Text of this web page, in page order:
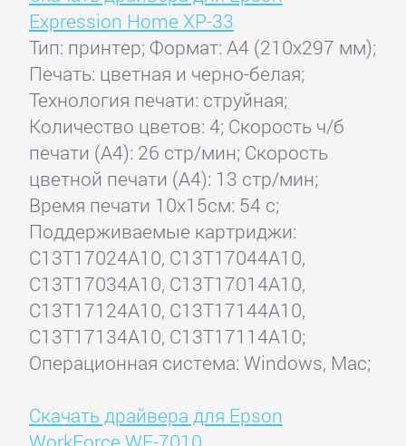
Expression Home XP-33
Тип: принтер; Формат: A4 (210x297 мм);
Печать: цветная и черно-белая;
Технология печати: струйная;
Количество цветов: 4; Скорость ч/б
печати (А4): 26 стр/мин; Скорость
цветной печати (А4): 13 стр/мин;
Время печати 10x15см: 54 с;
Поддерживаемые картриджи:
C13T17024A10, C13T17044A10,
C13T17034A10, C13T17014A10,
C13T17124A10, C13T17144A10,
C13T17134A10, C13T17114A10;
Операционная система: Windows, Mac;
Скачать драйвера для Epson